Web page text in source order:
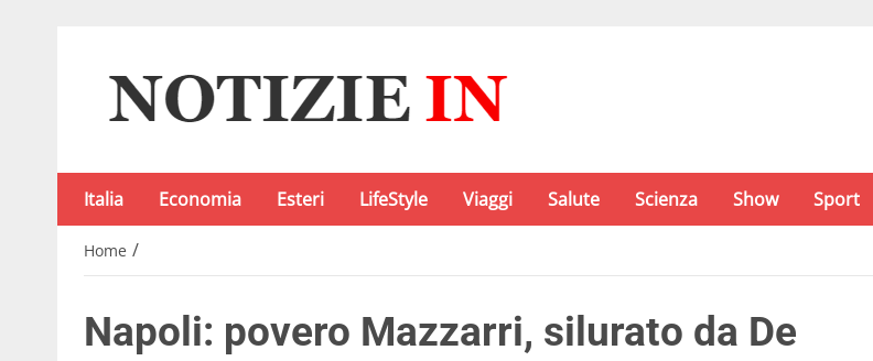
Italia Economia Esteri LifeStyle Viaggi Salute Scienza Show Sport
Home /
Napoli: povero Mazzarri, silurato da De